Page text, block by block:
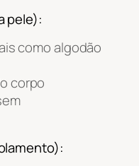
pele):
como algodão
corpo